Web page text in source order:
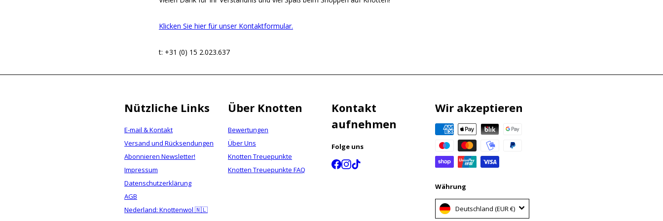
Klicken Sie hier für unser Kontaktformular.
t: +31 (0) 15 2.023.637
Nützliche Links
E-mail & Kontakt
Versand und Rücksendungen
Abonnieren Newsletter!
Impressum
Datenschutzerklärung
AGB
Nederland: Knottenwol 🇳🇱
Über Knotten
Bewertungen
Über Uns
Knotten Treuepunkte
Knotten Treuepunkte FAQ
Kontakt
aufnehmen
Folge uns
Facebook
Instagram
Wir akzeptieren
Währung
Deutschland (EUR €)